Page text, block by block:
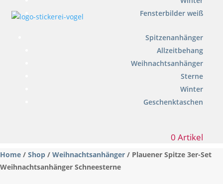
Fensterbilder weiß
Spitzenanhänger
Allzeitbehang
Weihnachtsanhänger
Sterne
Winter
Geschenktaschen
0 Artikel
Home / Shop / Weihnachtsanhänger / Plauener Spitze 3er-Set
Weihnachtsanhänger Schneesterne